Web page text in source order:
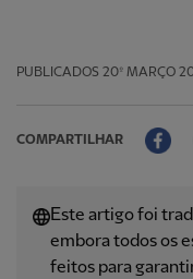
PUBLICADOS 20º MARÇO
COMPARTILHAR
Este artigo foi
embora todos os
feitos para